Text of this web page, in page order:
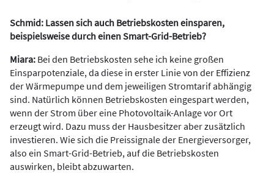
Schmid: Lassen sich auch Betriebskosten einsparen,
beispielsweise durch einen Smart-Grid-Betrieb?
Miara: Bei den Betriebskosten sehe ich keine großen
Einsparpotenziale, da diese in erster Linie von der Effizienz
der Wärmepumpe und dem jeweiligen Stromtarif abhängig
sind. Natürlich können Betriebskosten eingespart werden,
wenn der Strom über eine Photovoltaik-Anlage vor Ort
erzeugt wird. Dazu muss der Hausbesitzer aber zusätzlich
investieren. Wie sich die Preissignale der Energieversorger,
also ein Smart-Grid-Betrieb, auf die Betriebskosten
auswirken, bleibt abzuwarten.